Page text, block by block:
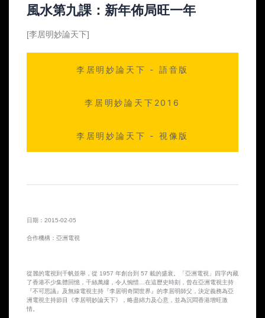
風水第九課：新年佈局旺一年
[李居明妙論天下]
李居明妙論天下 - 語音版
李居明妙論天下2016
李居明妙論天下 - 視像版
日期：2015-02-05
合作機構：亞洲電視
從麗的電視到千帆並舉，從 1957 年創台到 57 載的盛衰。「亞洲電視」四字內藏
了香港不少集體回憶，千絲萬縷，令人惋惜…在這歷史時刻，曾在亞洲電視主持
『不可思議』及無線電視主持『李居明奇聞世界』的李居明師父，決定義務為亞
洲電視主持節目《李居明妙論天下》，略盡綿力及心意，並為沉悶香港增旺激
情。